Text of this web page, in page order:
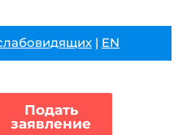
| EN
Подать
заявление